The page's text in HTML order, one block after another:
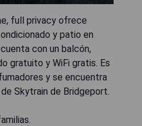
full privacy ofrece
y patio en
con un balcón,
gratuito y WiFi gratis. Es
y se encuentra
Skytrain de Bridgeport.